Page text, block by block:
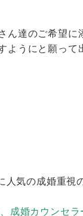
ん達のご希望に
ようにと願って
気の成婚重視
成婚カウンセラ